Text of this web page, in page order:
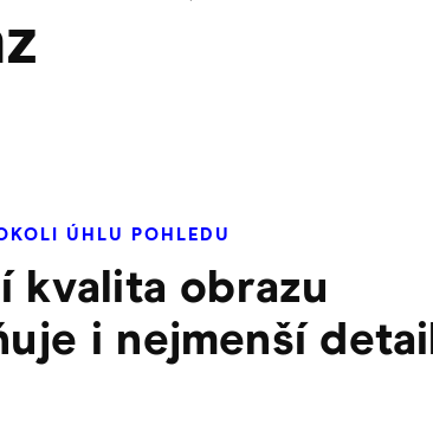
ÚHLU POHLEDU
kvalita obrazu
i nejmenší